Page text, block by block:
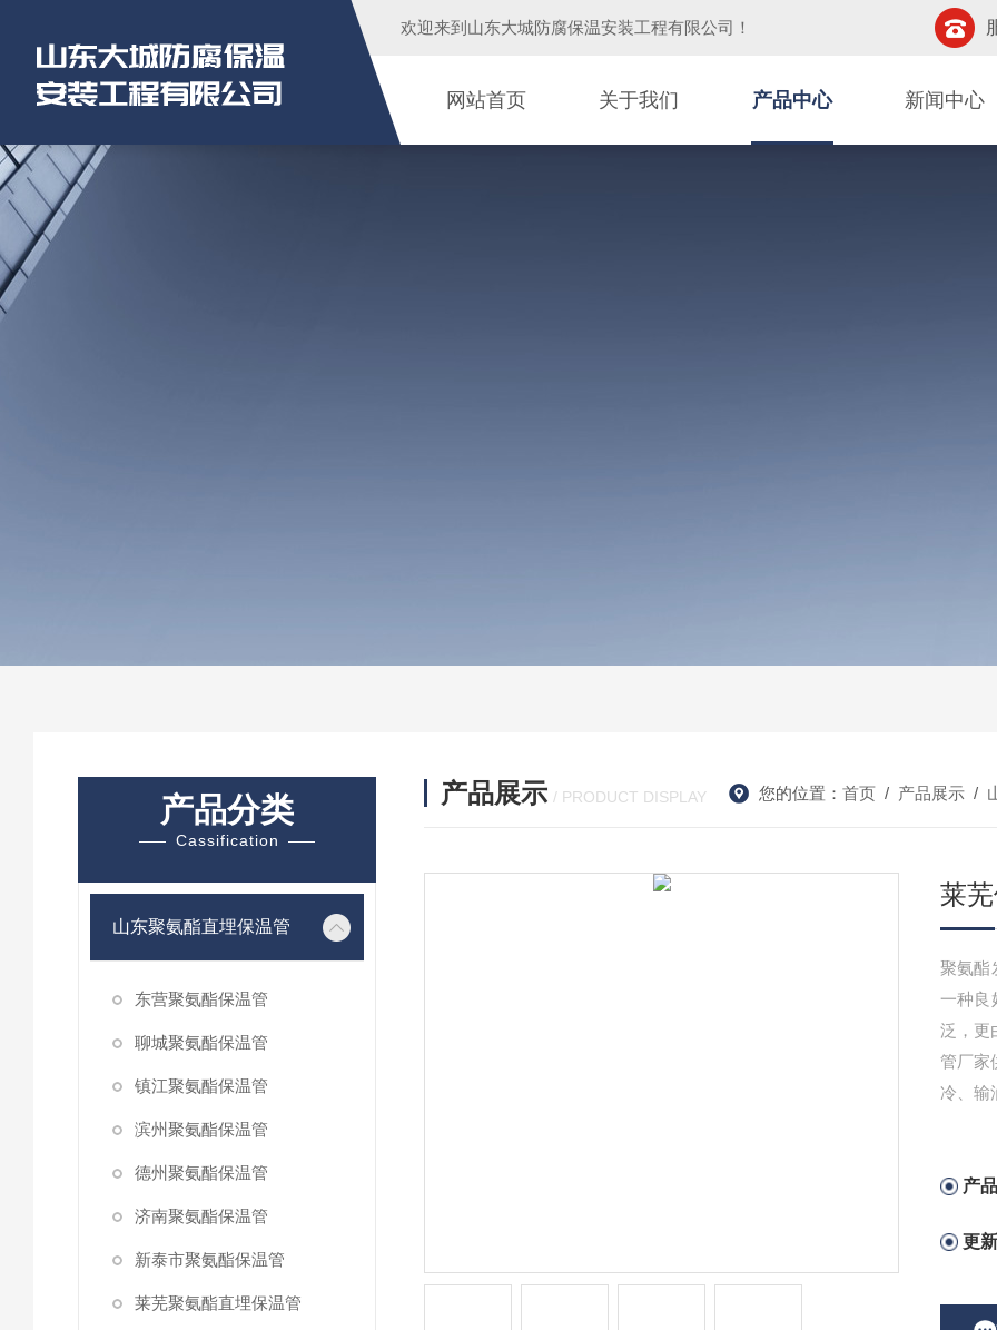
欢迎来到 山东大城防腐保温安装工程有限公司 ！
网站首页 关于我们 产品中心 新闻中心
产品分类
Cassification
山东聚氨酯直埋保温管
东营聚氨酯保温管
聊城聚氨酯保温管
镇江聚氨酯保温管
滨州聚氨酯保温管
德州聚氨酯保温管
济南聚氨酯保温管
新泰市聚氨酯保温管
莱芜聚氨酯直埋保温管
产品展示 / PRODUCT DISPLAY 您的位置： 首页/ 产品展示/
莱
聚氨酯
一种良
泛，更
管厂家
冷、输
产
更